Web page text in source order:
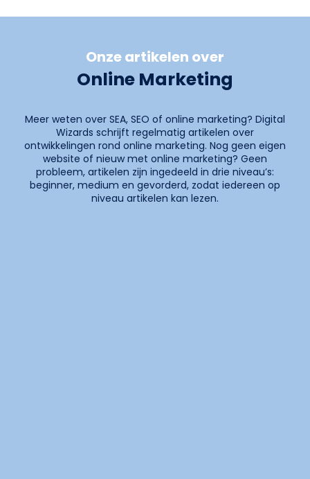
Onze artikelen over
Online Marketing
Meer weten over SEA, SEO of online marketing? Digital
Wizards schrijft regelmatig artikelen over
ontwikkelingen rond online marketing. Nog geen eigen
website of nieuw met online marketing? Geen
probleem, artikelen zijn ingedeeld in drie niveau’s:
beginner, medium en gevorderd, zodat iedereen op
niveau artikelen kan lezen.